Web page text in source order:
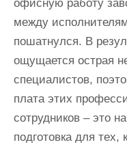
офисную работу
между
пошатнулся. В
ощущается острая
специалистов,
плата этих
сотрудников – это
подготовка для тех,